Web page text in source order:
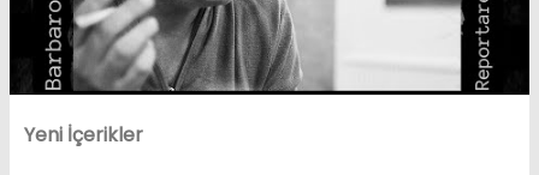
Yeni İçerikler